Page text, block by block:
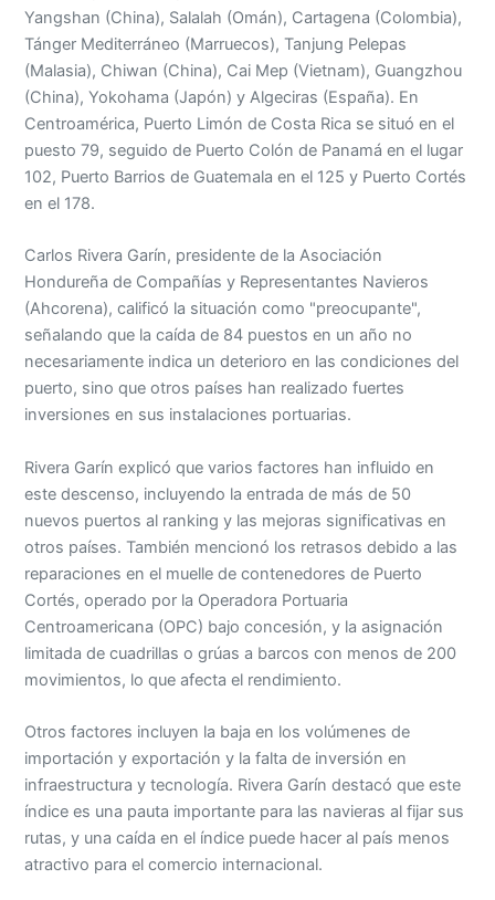
Yangshan (China), Salalah (Omán), Cartagena (Colombia),
Tánger Mediterráneo (Marruecos), Tanjung Pelepas
(Malasia), Chiwan (China), Cai Mep (Vietnam), Guangzhou
(China), Yokohama (Japón) y Algeciras (España). En
Centroamérica, Puerto Limón de Costa Rica se situó en el
puesto 79, seguido de Puerto Colón de Panamá en el lugar
102, Puerto Barrios de Guatemala en el 125 y Puerto Cortés
en el 178.
Carlos Rivera Garín, presidente de la Asociación
Hondureña de Compañías y Representantes Navieros
(Ahcorena), calificó la situación como "preocupante",
señalando que la caída de 84 puestos en un año no
necesariamente indica un deterioro en las condiciones del
puerto, sino que otros países han realizado fuertes
inversiones en sus instalaciones portuarias.
Rivera Garín explicó que varios factores han influido en
este descenso, incluyendo la entrada de más de 50
nuevos puertos al ranking y las mejoras significativas en
otros países. También mencionó los retrasos debido a las
reparaciones en el muelle de contenedores de Puerto
Cortés, operado por la Operadora Portuaria
Centroamericana (OPC) bajo concesión, y la asignación
limitada de cuadrillas o grúas a barcos con menos de 200
movimientos, lo que afecta el rendimiento.
Otros factores incluyen la baja en los volúmenes de
importación y exportación y la falta de inversión en
infraestructura y tecnología. Rivera Garín destacó que este
índice es una pauta importante para las navieras al fijar sus
rutas, y una caída en el índice puede hacer al país menos
atractivo para el comercio internacional.